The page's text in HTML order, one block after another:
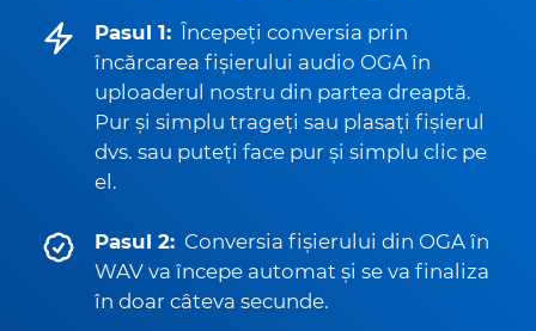
Pasul 1: Începeți conversia prin
încărcarea fișierului audio OGA în
uploaderul nostru din partea dreaptă.
Pur și simplu trageți sau plasați fișierul
dvs. sau puteți face pur și simplu clic pe
el.
Pasul 2: Conversia fișierului din OGA în
WAV va începe automat și se va finaliza
în doar câteva secunde.